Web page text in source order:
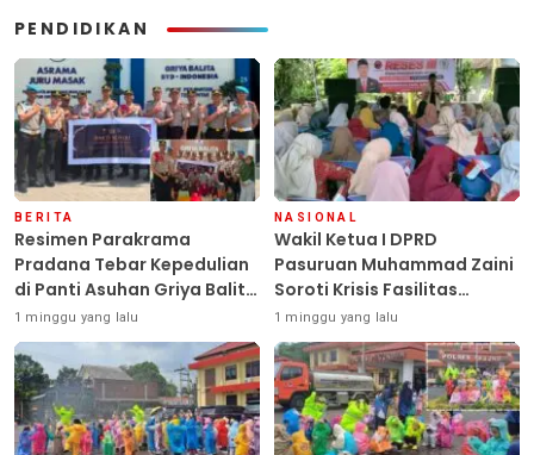
PENDIDIKAN
BERITA
Resimen Parakrama
Pradana Tebar Kepedulian
di Panti Asuhan Griya Balita
SYD, Peluk Hangat Balita
Terlantar “POLRI Hadir
Dengan Hati”
1 minggu yang lalu
NASIONAL
Wakil Ketua I DPRD
Pasuruan Muhammad Zaini
Soroti Krisis Fasilitas
Sekolah di Tengah Efisiensi
Anggaran
1 minggu yang lalu